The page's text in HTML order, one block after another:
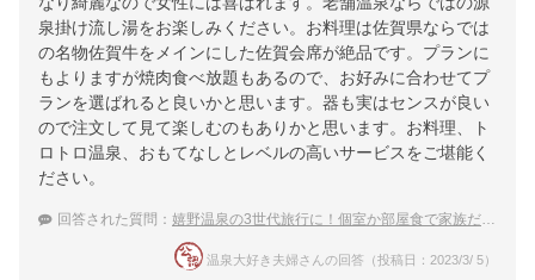
泉掛け流し湯をお楽しみください。お料理は佐賀県ならでは
の名物佐賀牛をメインにした佐賀会席が絶品です。プランに
もよりますが焼肉食べ放題もあるので、お好みに合わせてプ
ランを選ばれると良いかと思います。器も実はセンスが良い
ので注文して見て楽しむのもありかと思います。お料理、ト
ロトロ温泉、おもてなしとレベルの高いサービスをご堪能く
ださい。
回答された質問： 嬉野温泉の3世代旅行に！個室か部屋食で家族だけの空間で食事できる温泉宿
温泉大好き夫婦さんの回答（投稿日：2023/3/ 5）